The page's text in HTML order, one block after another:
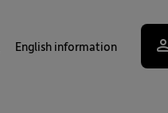
English information